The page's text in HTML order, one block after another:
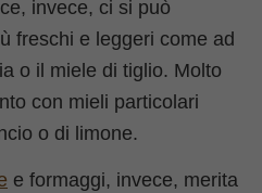
invece, ci si può
freschi e leggeri come ad
o il miele di tiglio. Molto
con mieli particolari
o di limone.
e formaggi, invece, merita